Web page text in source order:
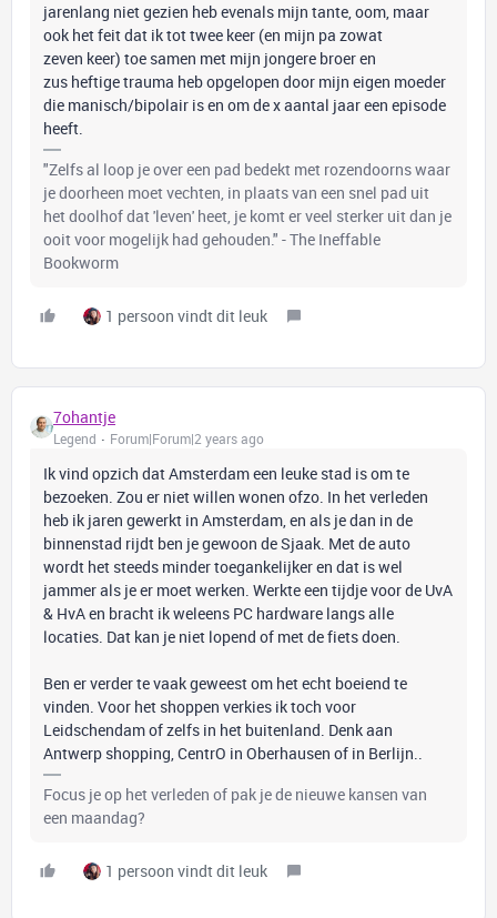
jarenlang niet gezien heb evenals mijn tante, oom, maar
ook het feit dat ik tot twee keer (en mijn pa zowat
zeven keer) toe samen met mijn jongere broer en
zus heftige trauma heb opgelopen door mijn eigen moeder
die manisch/bipolair is en om de x aantal jaar een episode
heeft.
"Zelfs al loop je over een pad bedekt met rozendoorns waar
je doorheen moet vechten, in plaats van een snel pad uit
het doolhof dat 'leven' heet, je komt er veel sterker uit dan je
ooit voor mogelijk had gehouden." - The Ineffable
Bookworm
1 persoon vindt dit leuk
7ohantje
Legend Forum|Forum|2 years ago
Ik vind opzich dat Amsterdam een leuke stad is om te
bezoeken. Zou er niet willen wonen ofzo. In het verleden
heb ik jaren gewerkt in Amsterdam, en als je dan in de
binnenstad rijdt ben je gewoon de Sjaak. Met de auto
wordt het steeds minder toegankelijker en dat is wel
jammer als je er moet werken. Werkte een tijdje voor de UvA
& HvA en bracht ik weleens PC hardware langs alle
locaties. Dat kan je niet lopend of met de fiets doen.
Ben er verder te vaak geweest om het echt boeiend te
vinden. Voor het shoppen verkies ik toch voor
Leidschendam of zelfs in het buitenland. Denk aan
Antwerp shopping, CentrO in Oberhausen of in Berlijn..
Focus je op het verleden of pak je de nieuwe kansen van
een maandag?
1 persoon vindt dit leuk